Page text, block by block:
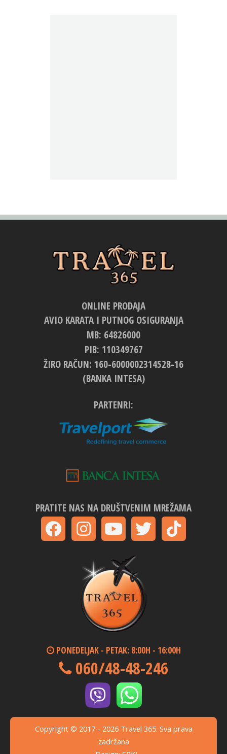
ONLINE PRODAJA
AVIO KARATA I PUTNOG OSIGURANJA
MB: 64826000
PIB: 110349767
ŽIRO RAČUN: 160-6000002314528-16
(BANKA INTESA)
PARTENRI:
PRATITE NAS NA DRUŠTVENIM MREŽAMA
PONEDELJAK - PETAK: 8:00H - 16:00H
060/48-48-246
Copyright © 2017 - 2026 Travel 365. Sva prava
zadržana